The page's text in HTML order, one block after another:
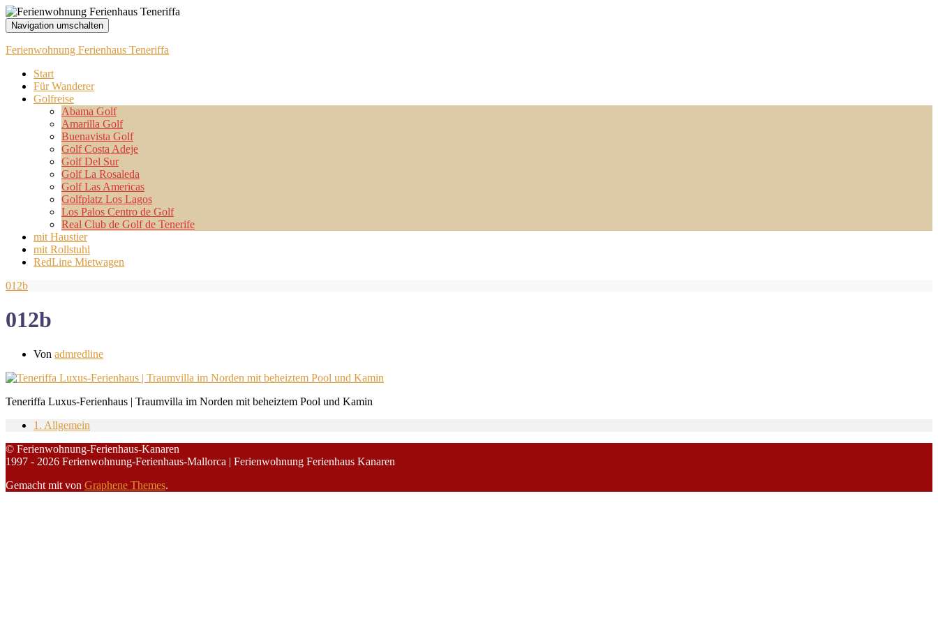
Navigation umschalten
Ferienwohnung Ferienhaus Teneriffa
Start
Für Wanderer
Golfreise
Abama Golf
Amarilla Golf
Buenavista Golf
Golf Costa Adeje
Golf Del Sur
Golf La Rosaleda
Golf Las Americas
Golfplatz Los Lagos
Los Palos Centro de Golf
Real Club de Golf de Tenerife
mit Haustier
mit Rollstuhl
RedLine Mietwagen
012b
012b
Von admredline
Teneriffa Luxus-Ferienhaus | Traumvilla im Norden mit beheiztem Pool und Kamin
1. Allgemein
© Ferienwohnung-Ferienhaus-Kanaren
1997 - 2026 Ferienwohnung-Ferienhaus-Mallorca | Ferienwohnung Ferienhaus Kanaren
Gemacht mit von Graphene Themes.